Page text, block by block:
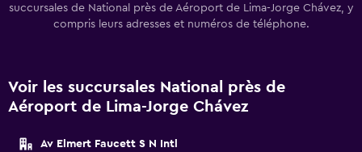
succursales de National près de Aéroport de Lima-Jorge Chávez, y
compris leurs adresses et numéros de téléphone.
Voir les succursales National près de
Aéroport de Lima-Jorge Chávez
Av Elmert Faucett S N Intl